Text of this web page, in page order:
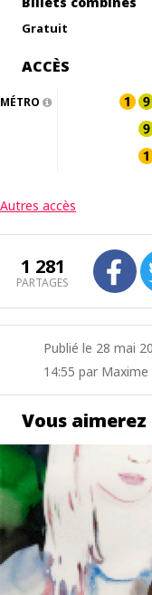
Gratuit
ACCÈS
MÉTRO
Autres accès
1 281
PARTAGES
Publié le 28 mai
14:55 par
Vous